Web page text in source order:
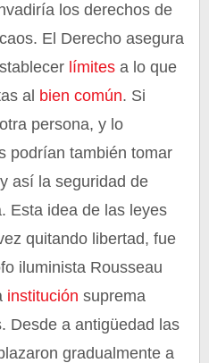
los derechos de
El Derecho asegura
límites a lo que
al bien común. Si
persona, y lo
podrían también tomar
así la seguridad de
Esta idea de las leyes
quitando libertad, fue
iluminista Rousseau
institución suprema
Desde a antigüedad las
gradualmente a